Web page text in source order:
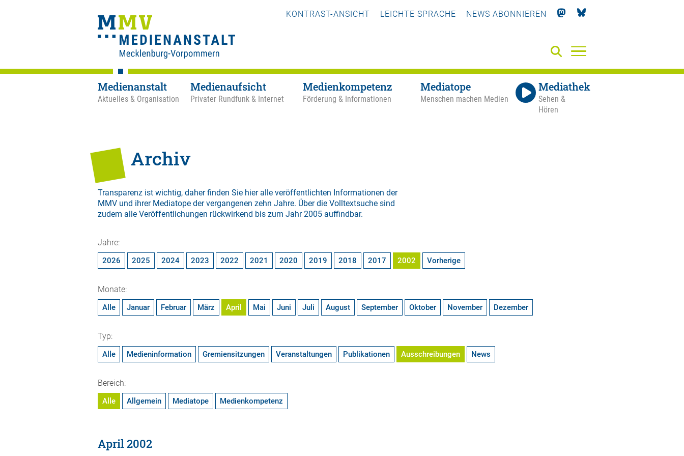
KONTRAST-ANSICHT LEICHTE SPRACHE NEWS ABONNIEREN
Medienanstalt
Aktuelles & Organisation
Medienaufsicht
Privater Rundfunk & Internet
Medienkompetenz
Förderung & Informationen
Mediatope
Menschen machen Medien
Mediathek
Sehen &
Hören
Archiv
Transparenz ist wichtig, daher finden Sie hier alle veröffentlichten Informationen der
MMV und ihrer Mediatope der vergangenen zehn Jahre. Über die Volltextsuche sind
zudem alle Veröffentlichungen rückwirkend bis zum Jahr 2005 auffindbar.
Jahre:
2026 2025 2024 2023 2022 2021 2020 2019 2018 2017 2002 Vorherige
Monate:
Alle Januar Februar März April Mai Juni Juli August September Oktober November Dezember
Typ:
Alle Medieninformation Gremiensitzungen Veranstaltungen Publikationen Ausschreibungen News
Bereich:
Alle Allgemein Mediatope Medienkompetenz
April 2002